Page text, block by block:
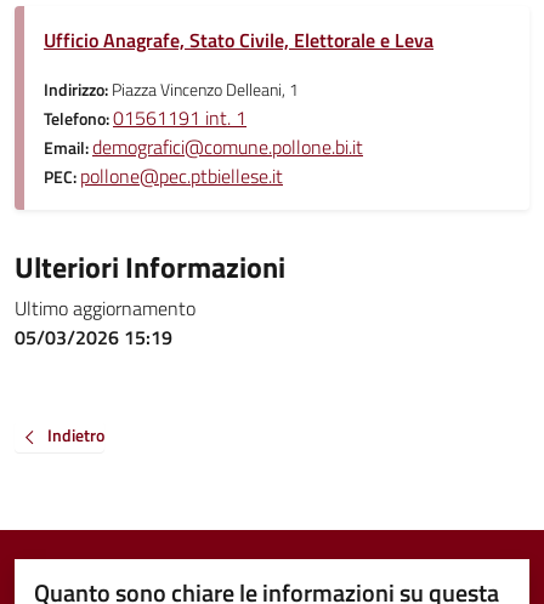
Ufficio Anagrafe, Stato Civile, Elettorale e Leva
Indirizzo:Piazza Vincenzo Delleani, 1
Telefono:01561191 int. 1
Email:demografici@comune.pollone.bi.it
PEC:pollone@pec.ptbiellese.it
Ulteriori Informazioni
Ultimo aggiornamento
05/03/2026 15:19
Indietro
Quanto sono chiare le informazioni su questa